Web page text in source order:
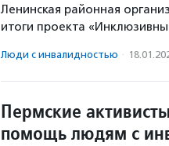
Ленинская районная
итоги проекта
Люди с инвалидностью ·
Пермские
помощь людям с